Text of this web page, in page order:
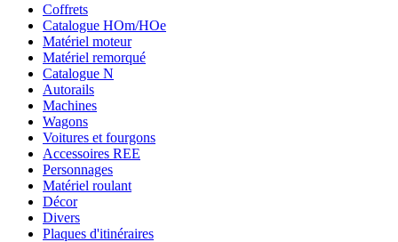
Coffrets
Catalogue HOm/HOe
Matériel moteur
Matériel remorqué
Catalogue N
Autorails
Machines
Wagons
Voitures et fourgons
Accessoires REE
Personnages
Matériel roulant
Décor
Divers
Plaques d'itinéraires